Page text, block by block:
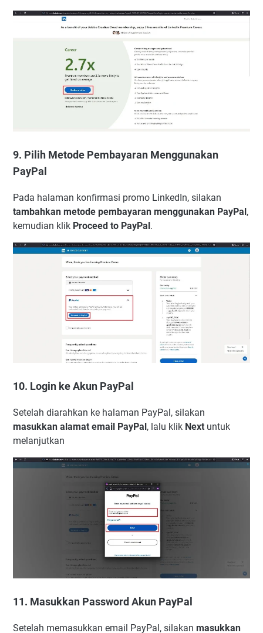
9. Pilih Metode Pembayaran Menggunakan
PayPal
Pada halaman konfirmasi promo LinkedIn, silakan
tambahkan metode pembayaran menggunakan PayPal,
kemudian klik Proceed to PayPal.
10. Login ke Akun PayPal
Setelah diarahkan ke halaman PayPal, silakan
masukkan alamat email PayPal, lalu klik Next untuk
melanjutkan
11. Masukkan Password Akun PayPal
Setelah memasukkan email PayPal, silakan masukkan